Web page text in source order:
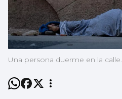
Una persona duerme en la calle.